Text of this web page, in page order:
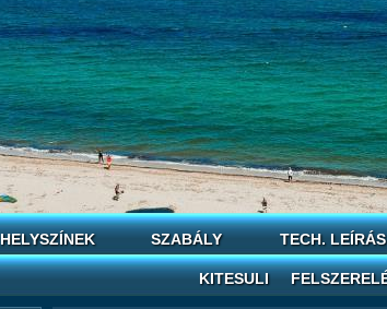
HELYSZÍNEK SZABÁLY TECH. LEÍRÁS
KITESULI